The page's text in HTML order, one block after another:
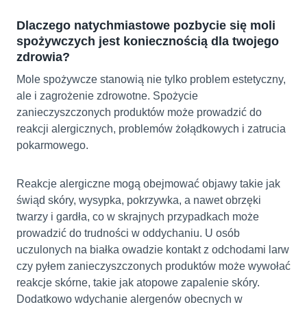
Dlaczego natychmiastowe pozbycie się moli
spożywczych jest koniecznością dla twojego
zdrowia?
Mole spożywcze stanowią nie tylko problem estetyczny,
ale i zagrożenie zdrowotne. Spożycie
zanieczyszczonych produktów może prowadzić do
reakcji alergicznych, problemów żołądkowych i zatrucia
pokarmowego.
Reakcje alergiczne mogą obejmować objawy takie jak
świąd skóry, wysypka, pokrzywka, a nawet obrzęki
twarzy i gardła, co w skrajnych przypadkach może
prowadzić do trudności w oddychaniu. U osób
uczulonych na białka owadzie kontakt z odchodami larw
czy pyłem zanieczyszczonych produktów może wywołać
reakcje skórne, takie jak atopowe zapalenie skóry.
Dodatkowo wdychanie alergenów obecnych w